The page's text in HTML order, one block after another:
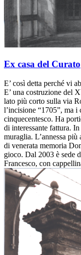
Ex casa del Curato
E’ così detta perché vi
E’ una costruzione del
lato più corto sulla via
l’incisione “1705”, ma
cinquecentesco. Ha
di interessante fattura. In
muraglia. L’annessa
di venerata memoria
gioco. Dal 2003 è sede
Francesco, con